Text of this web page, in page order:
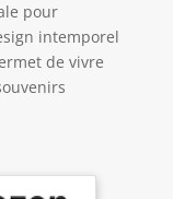
pour
intemporel
de vivre